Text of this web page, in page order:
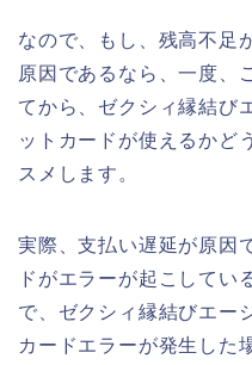
なので、もし、残高不足
原因であるなら、一度、
てから、ゼクシィ縁結び
ットカードが使えるかど
スメします。
実際、支払い遅延が原因
ドがエラーが起こしてい
で、ゼクシィ縁結びエー
カードエラーが発生した